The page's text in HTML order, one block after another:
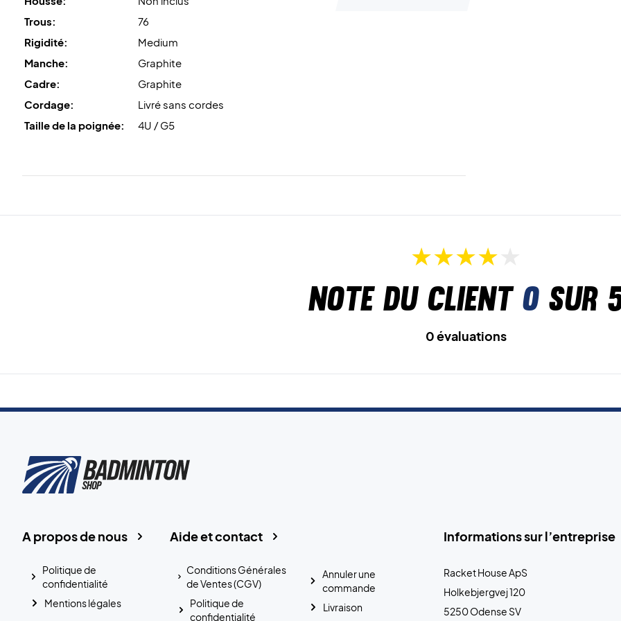
Trous:
76
Rigidité:
Medium
Manche:
Graphite
Cadre:
Graphite
Cordage:
Livré sans cordes
Taille de la poignée:
4U / G5
Note du client 0sur
0 évaluations
Informations sur l’entreprise
Racket House ApS
Holkebjergvej 120
5250 Odense SV
Aide et contact
Conditions Générales
de Ventes (CGV)
Politique de
confidentialité
Annuler une
commande
Livraison
A propos de nous
Politique de
confidentialité
Mentions légales